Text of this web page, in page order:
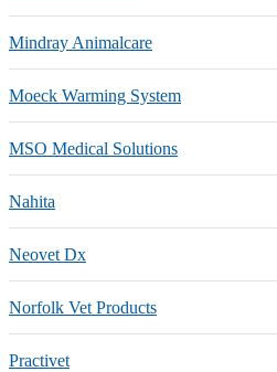
Mindray Animalcare
Moeck Warming System
MSO Medical Solutions
Nahita
Neovet Dx
Norfolk Vet Products
Practivet